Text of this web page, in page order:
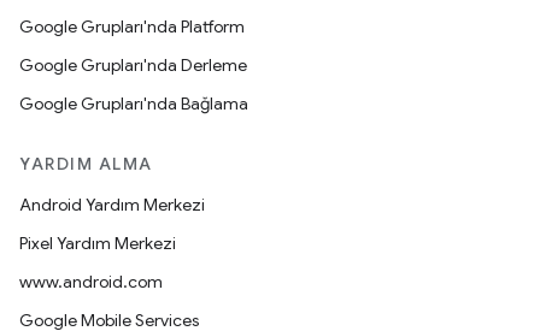
Google Grupları'nda Platform
Google Grupları'nda Derleme
Google Grupları'nda Bağlama
YARDIM ALMA
Android Yardım Merkezi
Pixel Yardım Merkezi
www.android.com
Google Mobile Services